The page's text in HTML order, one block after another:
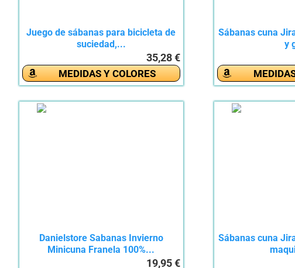
Juego de sábanas para bicicleta de
suciedad,...
35,28 €
MEDIDAS Y COLORES
Sábanas cuna
y
Danielstore Sabanas Invierno
Minicuna Franela 100%...
19,95 €
Sábanas cuna